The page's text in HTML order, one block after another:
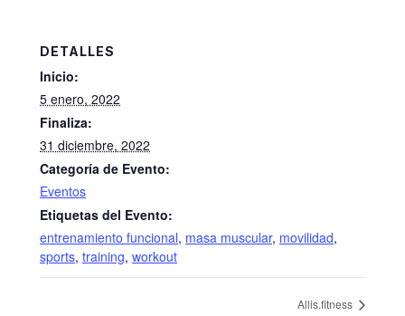
DETALLES
Inicio:
5 enero, 2022
Finaliza:
31 diciembre, 2022
Categoría de Evento:
Eventos
Etiquetas del Evento:
entrenamiento funcional, masa muscular, movilidad,
sports, training, workout
Allis.fitness